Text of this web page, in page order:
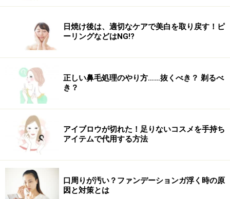
細めのゴールドのラインテープを縦横に貼る
6．さらに縦横に細めのゴールドのラインテープを貼っ
て、キラめきと奥行き感を演出します。
トップコートを重ねて仕上げる
7．最後にトップコートを重ねます。アクリル絵の具×ラ
インテープのチェック柄ネイルの完成です。
チェックデザインバリエーション
日焼け後は、適切なケアで美白を取り戻す！ピ
ーリングなどはNG!?
正しい鼻毛処理のやり方……抜くべき？ 剃るべ
き？
アイブロウが切れた！足りないコスメを手持ち
アイテムで代用する方法
口周りが汚い？ファンデーションガ浮く時の原
因と対策とは